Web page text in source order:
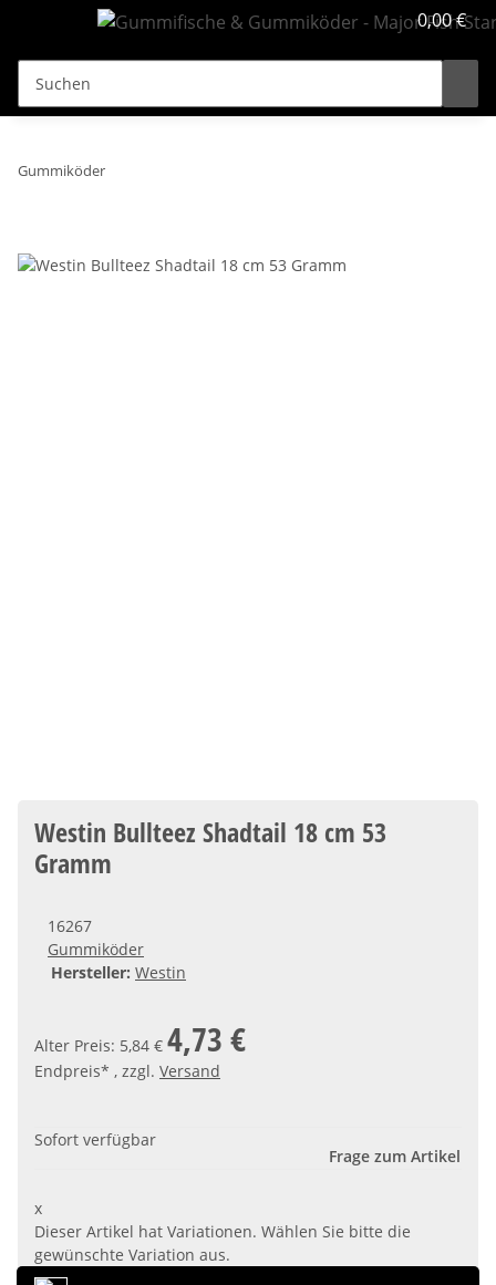
0,00 €
Gummiköder
Westin Bullteez Shadtail 18 cm 53
Gramm
16267
Gummiköder
Hersteller: Westin
Alter Preis: 5,84 € 4,73 €
Endpreis* , zzgl. Versand
Sofort verfügbar
Frage zum Artikel
x
Dieser Artikel hat Variationen. Wählen Sie bitte die
gewünschte Variation aus.